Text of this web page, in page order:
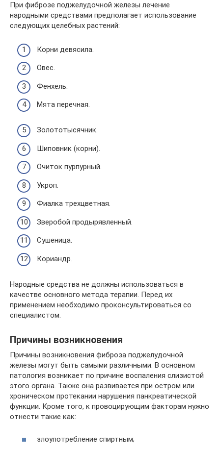
При фиброзе поджелудочной железы лечение
народными средствами предполагает использование
следующих целебных растений:
Корни девясила.
Овес.
Фенхель.
Мята перечная.
Золототысячник.
Шиповник (корни).
Очиток пурпурный.
Укроп.
Фиалка трехцветная.
Зверобой продырявленный.
Сушеница.
Кориандр.
Народные средства не должны использоваться в
качестве основного метода терапии. Перед их
применением необходимо проконсультироваться со
специалистом.
Причины возникновения
Причины возникновения фиброза поджелудочной
железы могут быть самыми различными. В основном
патология возникает по причине воспаления слизистой
этого органа. Также она развивается при остром или
хроническом протекании нарушения панкреатической
функции. Кроме того, к провоцирующим факторам нужно
отнести такие как:
злоупотребление спиртным;